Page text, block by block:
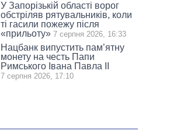
У Запорізькій області ворог
обстріляв рятувальників, коли
ті гасили пожежу після
«прильоту» 7 серпня 2026, 16:33
Нацбанк випустить пам’ятну
монету на честь Папи
Римського Івана Павла II
7 серпня 2026, 17:10